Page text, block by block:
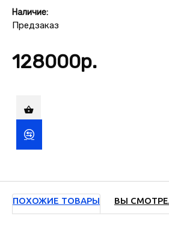
Наличие:
Предзаказ
128000р.
ПОХОЖИЕ ТОВАРЫ ВЫ